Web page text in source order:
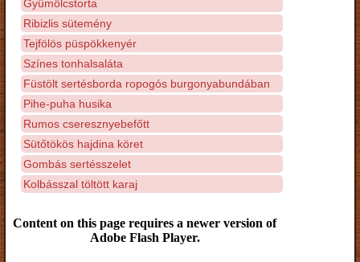
Gyümölcstorta
Ribizlis sütemény
Tejfölös püspökkenyér
Színes tonhalsaláta
Füstölt sertésborda ropogós burgonyabundában
Pihe-puha husika
Rumos cseresznyebefőtt
Sütőtökös hajdina köret
Gombás sertésszelet
Kolbásszal töltött karaj
Content on this page requires a newer version of
Adobe Flash Player.